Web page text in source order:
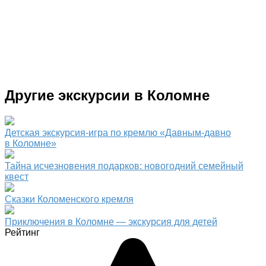
Другие экскурсии в Коломне
Детская экскурсия-игра по кремлю «Давным-давно
в Коломне»
Тайна исчезновения подарков: новогодний семейный
квест
Сказки Коломенского кремля
Приключения в Коломне — экскурсия для детей
Рейтинг